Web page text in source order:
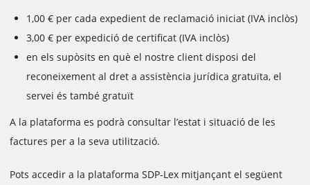
1,00 € per cada expedient de reclamació iniciat (IVA inclòs)
3,00 € per expedició de certificat (IVA inclòs)
en els supòsits en què el nostre client disposi del
reconeixement al dret a assistència jurídica gratuïta, el
servei és també gratuït
A la plataforma es podrà consultar l’estat i situació de les
factures per a la seva utilització.
Pots accedir a la plataforma SDP-Lex mitjançant el següent